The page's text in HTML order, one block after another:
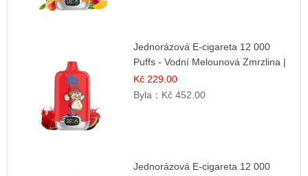
Jednorázová E-cigareta 12 000
Puffs - Vodní Melounová Zmrzlina |
Letní dezertní příchuť
Kč 229.00
Byla： Kč 452.00
Jednorázová E-cigareta 12 000